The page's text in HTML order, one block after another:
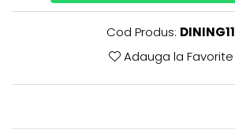
Cod Produs: DINING11
Adauga la Favorite